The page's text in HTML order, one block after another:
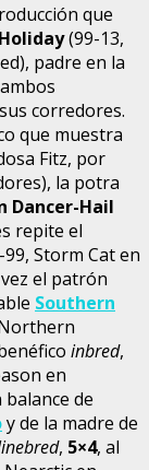
que
(99-13,
padre en la
corredores.
que muestra
Fitz, por
la potra
Dancer-Hail
repite el
99, Storm Cat en
el patrón
Southern
inbred,
en
de
y de la madre de
, 5×4, al